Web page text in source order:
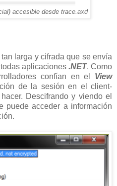
accesible desde trace.axd
larga y cifrada que se envía
aplicaciones .NET. Como
confían en el View
de la sesión en el client-
Descifrando y viendo el
puede acceder a información